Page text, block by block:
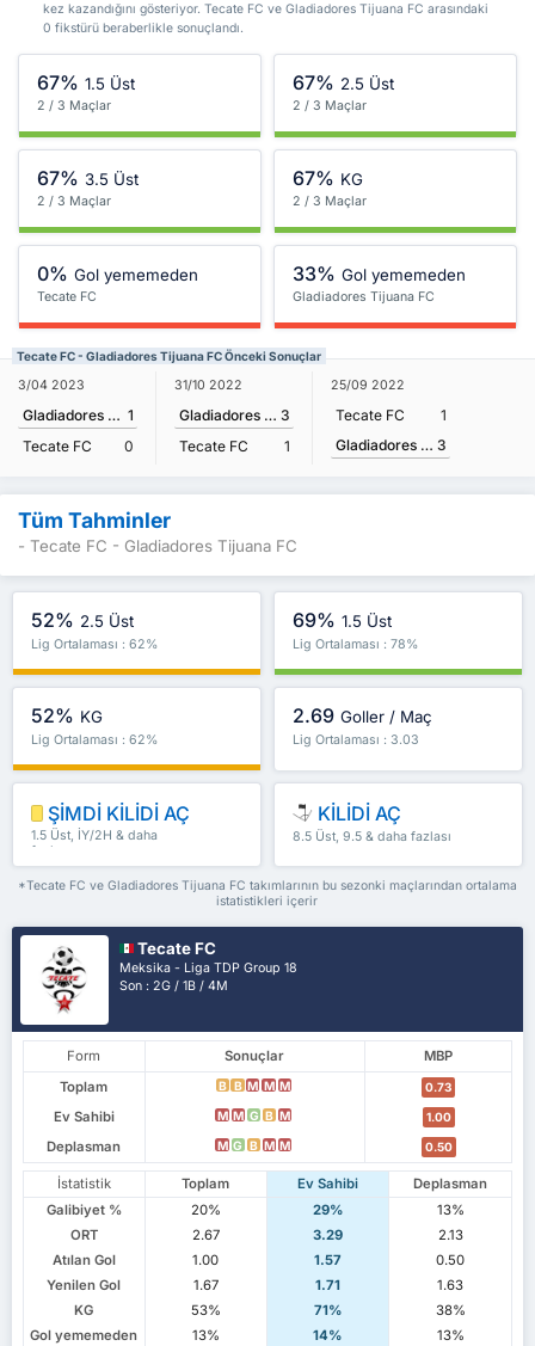
kez kazandığını gösteriyor. Tecate FC ve Gladiadores Tijuana FC arasındaki
0 fikstürü beraberlikle sonuçlandı.
67% 1.5 Üst
2 / 3 Maçlar
67% 2.5 Üst
2 / 3 Maçlar
67% 3.5 Üst
2 / 3 Maçlar
67% KG
2 / 3 Maçlar
0% Gol yememeden
Tecate FC
33% Gol yememeden
Gladiadores Tijuana FC
Tecate FC - Gladiadores Tijuana FC Önceki Sonuçlar
3/04 2023
Gladiadores Tijuana FC 1
Tecate FC
0
31/10 2022
Gladiadores Tijuana FC 3
Tecate FC
1
25/09 2022
Tecate FC
1
Gladiadores Tijuana FC 3
Tüm Tahminler
- Tecate FC - Gladiadores Tijuana FC
52% 2.5 Üst
Lig Ortalaması : 62%
69% 1.5 Üst
Lig Ortalaması : 78%
52% KG
Lig Ortalaması : 62%
2.69 Goller / Maç
Lig Ortalaması : 3.03
ŞİMDİ KİLİDİ AÇ
1.5 Üst, İY/2H & daha
fazlası
KİLİDİ AÇ
8.5 Üst, 9.5 & daha fazlası
*Tecate FC ve Gladiadores Tijuana FC takımlarının bu sezonki maçlarından ortalama
istatistikleri içerir
Tecate FC
Meksika - Liga TDP Group 18
Son : 2G / 1B / 4M
Form Sonuçlar
MBP
Toplam
B B M M M 0.73
Ev Sahibi M M G B M 1.00
Deplasman M G B M M 0.50
İstatistik Toplam Ev Sahibi
Deplasman
Galibiyet %
20% 29%
13%
ORT
2.67 3.29
2.13
Atılan Gol
1.00 1.57
0.50
Yenilen Gol
1.67 1.71
1.63
KG
53% 71%
38%
Gol yememeden
13% 14%
13%